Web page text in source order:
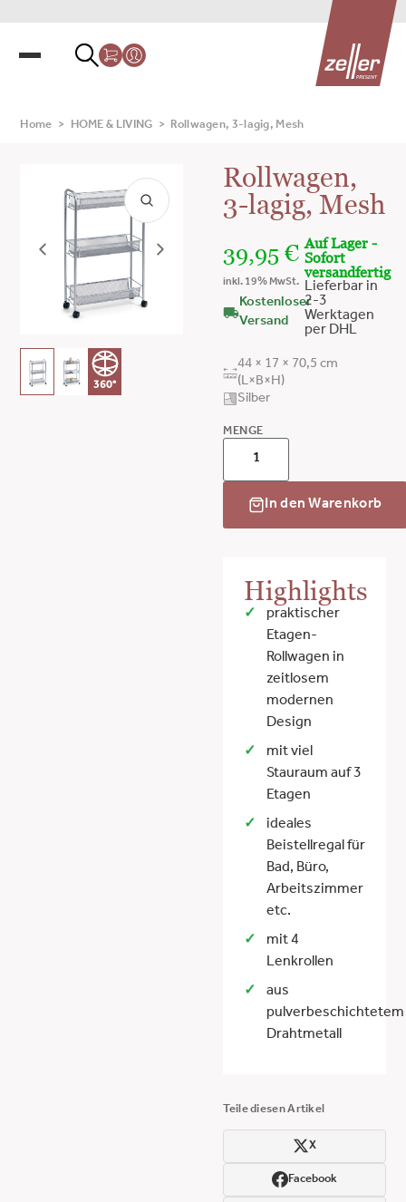
Home > HOME & LIVING > Rollwagen, 3-lagig, Mesh
360°
Rollwagen,
3-lagig, Mesh
39,95€
inkl. 19% MwSt.
Kostenloser
Versand
Auf Lager -
Sofort
versandfertig
Lieferbar in
2-3
Werktagen
per DHL
44 × 17 × 70,5 cm
(L×B×H)
Silber
MENGE
In den Warenkorb
Highlights
praktischer
Etagen-
Rollwagen in
zeitlosem
modernen
Design
mit viel
Stauraum auf 3
Etagen
ideales
Beistellregal für
Bad, Büro,
Arbeitszimmer
etc.
mit 4
Lenkrollen
aus
pulverbeschichtetem
Drahtmetall
Teile diesen Artikel
X
Facebook